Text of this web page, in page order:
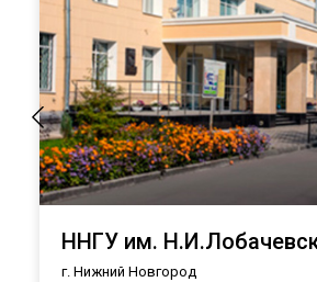
ННГУ им.
г. Нижний Новгород